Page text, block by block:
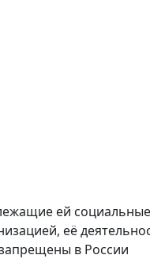
ей
её
в России